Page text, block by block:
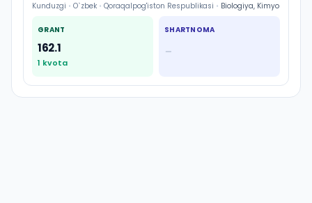
Kunduzgi • O`zbek • Qoraqalpog'iston Respublikasi • Biologiya, Kimyo
GRANT
162.1
1 kvota
SHARTNOMA
—